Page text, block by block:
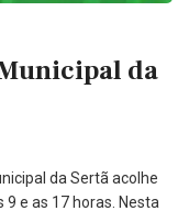
da
da Sertã acolhe
e as 17 horas. Nesta